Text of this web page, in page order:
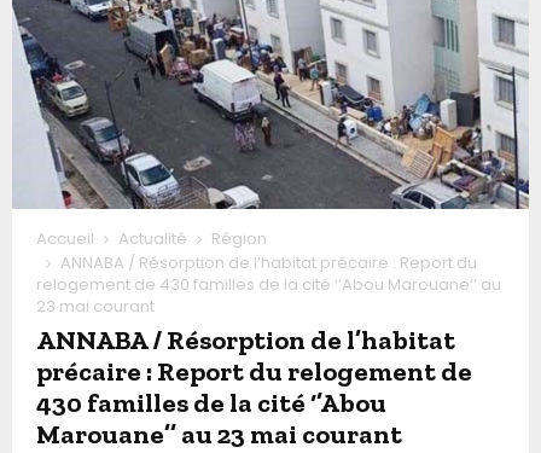
Accueil Actualité
Région
ANNABA / Résorption de l’habitat précaire : Report du
relogement de 430 familles de la cité ‘’Abou Marouane’’ au
23 mai courant
ANNABA / Résorption de l’habitat
précaire : Report du relogement de
430 familles de la cité ‘’Abou
Marouane’’ au 23 mai courant